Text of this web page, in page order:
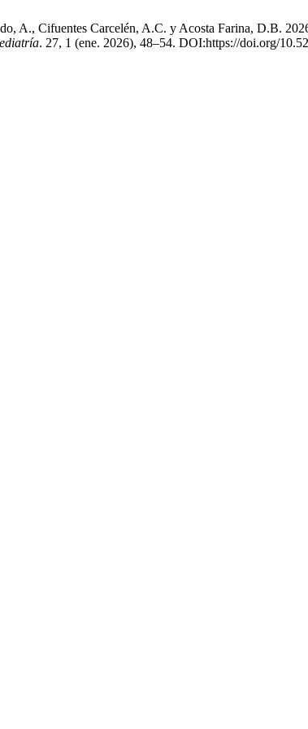
A., Cifuentes Carcelén, A.C. y Acosta Farina, D.B.
. 27, 1 (ene. 2026), 48–54. DOI:https://doi.org/